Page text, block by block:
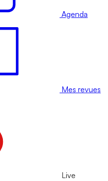
Agenda
Mes revues
Live